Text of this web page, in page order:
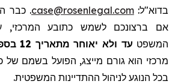
בדוא"ל:case@rosenlegal.com. כבר
אם ברצונכם לשמש כתובע המרכזי,
המשפט עד ולא יאוחר מתאריך 12
מרכזי הוא גורם מייצג, הפועל בשמם של
בכל הנוגע לניהול ההתדיינות המשפטית.